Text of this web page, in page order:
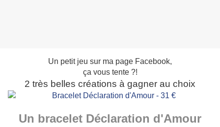
Un petit jeu sur ma page Facebook,
ça vous tente ?!
2 très belles créations à gagner au choix
Un bracelet Déclaration d'Amour